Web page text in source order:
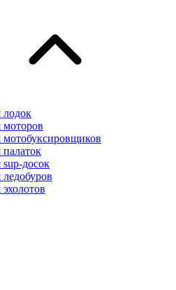
лодок
моторов
мотобуксировщиков
досок